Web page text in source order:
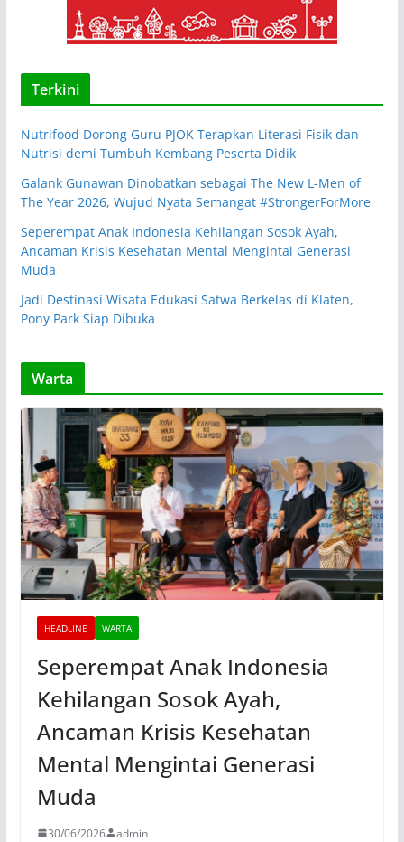
Terkini
Nutrifood Dorong Guru PJOK Terapkan Literasi Fisik dan
Nutrisi demi Tumbuh Kembang Peserta Didik
Galank Gunawan Dinobatkan sebagai The New L-Men of
The Year 2026, Wujud Nyata Semangat #StrongerForMore
Seperempat Anak Indonesia Kehilangan Sosok Ayah,
Ancaman Krisis Kesehatan Mental Mengintai Generasi
Muda
Jadi Destinasi Wisata Edukasi Satwa Berkelas di Klaten,
Pony Park Siap Dibuka
Warta
HEADLINE WARTA
Seperempat Anak Indonesia
Kehilangan Sosok Ayah,
Ancaman Krisis Kesehatan
Mental Mengintai Generasi
Muda
30/06/2026 admin